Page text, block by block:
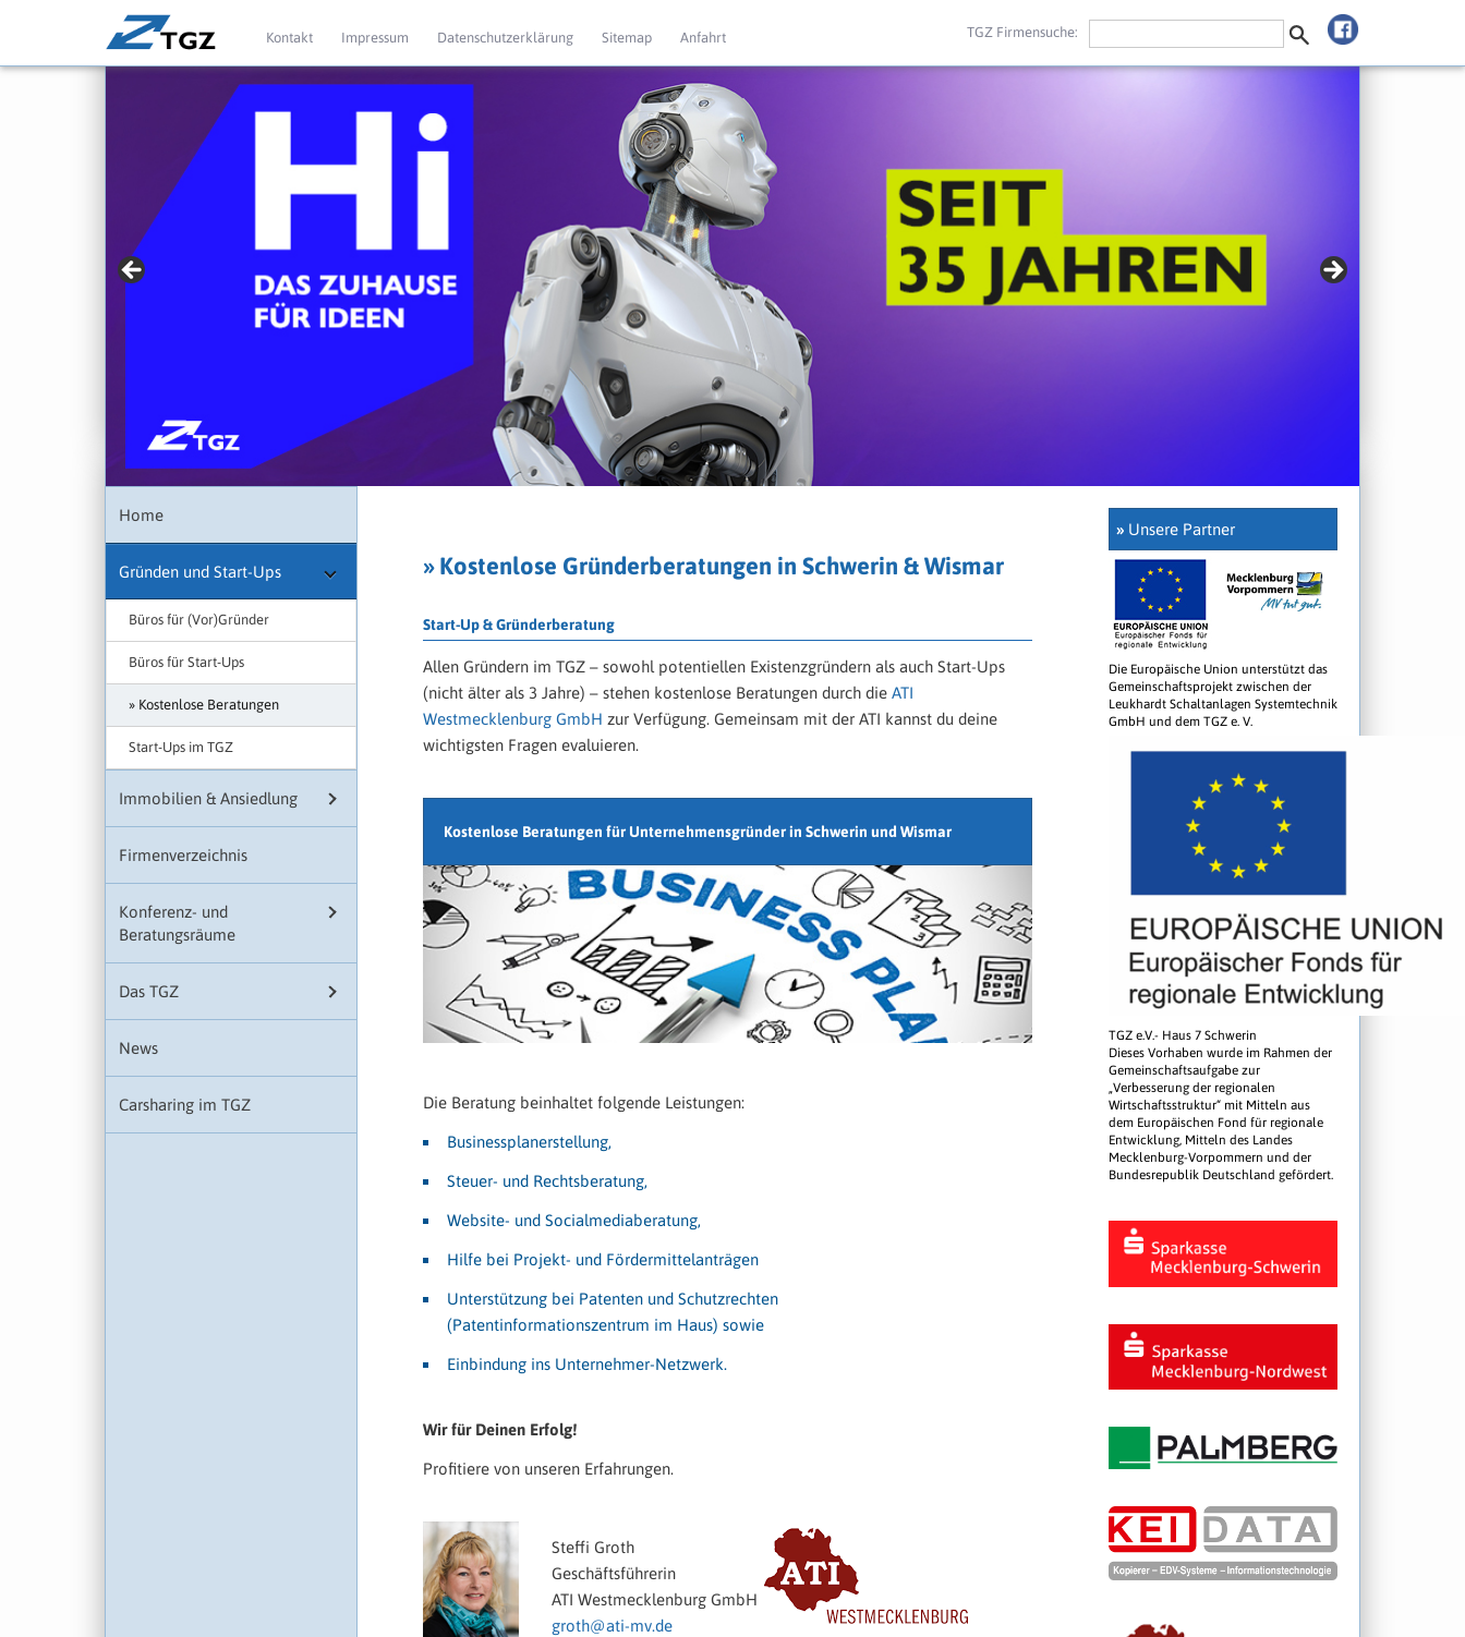
Kontakt Impressum Datenschutzerklärung Sitemap Anfahrt TGZ Firmensuche:
» Für Gründer mit Extras
► jetzt mehr erfahren
Home
Gründen und Start-Ups
Büros für (Vor)Gründer
Büros für Start-Ups
Kostenlose Beratungen
Start-Ups im TGZ
Immobilien & Ansiedlung
Firmenverzeichnis
Konferenz- und
Beratungsräume
Das TGZ
News
Carsharing im TGZ
» Kostenlose Gründerberatungen in Schwerin & Wismar
Start-Up & Gründerberatung
Allen Gründern im TGZ – sowohl potentiellen Existenzgründern als auch Start-Ups
(nicht älter als 3 Jahre) – stehen kostenlose Beratungen durch die ATI
Westmecklenburg GmbH zur Verfügung. Gemeinsam mit der ATI kannst du deine
wichtigsten Fragen evaluieren.
Kostenlose Beratungen für Unternehmensgründer in Schwerin und Wismar
Die Beratung beinhaltet folgende Leistungen:
Businessplanerstellung,
Steuer- und Rechtsberatung,
Website- und Socialmediaberatung,
Hilfe bei Projekt- und Fördermittelanträgen
Unterstützung bei Patenten und Schutzrechten
(Patentinformationszentrum im Haus) sowie
Einbindung ins Unternehmer-Netzwerk.
Wir für Deinen Erfolg!
Profitiere von unseren Erfahrungen.
Steffi Groth
Geschäftsführerin
ATI Westmecklenburg GmbH
groth@ati-mv.de
» Unsere Partner
Die Europäische Union unterstützt das
Gemeinschaftsprojekt zwischen der
Leukhardt Schaltanlagen Systemtechnik
GmbH und dem TGZ e. V.
TGZ e.V.- Haus 7 Schwerin
Dieses Vorhaben wurde im Rahmen der
Gemeinschaftsaufgabe zur
„Verbesserung der regionalen
Wirtschaftsstruktur“ mit Mitteln aus
dem Europäischen Fond für regionale
Entwicklung, Mitteln des Landes
Mecklenburg-Vorpommern und der
Bundesrepublik Deutschland gefördert.